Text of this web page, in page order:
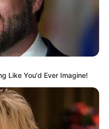
Like You'd Ever Imagine!